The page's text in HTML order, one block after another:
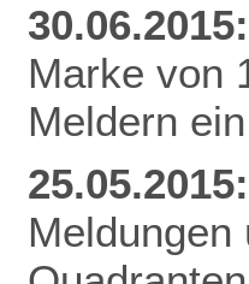
30.06.2015:
Marke von
Meldern
25.05.2015: